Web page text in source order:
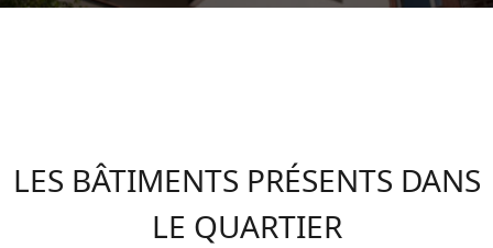
LES BÂTIMENTS PRÉSENTS DANS
LE QUARTIER